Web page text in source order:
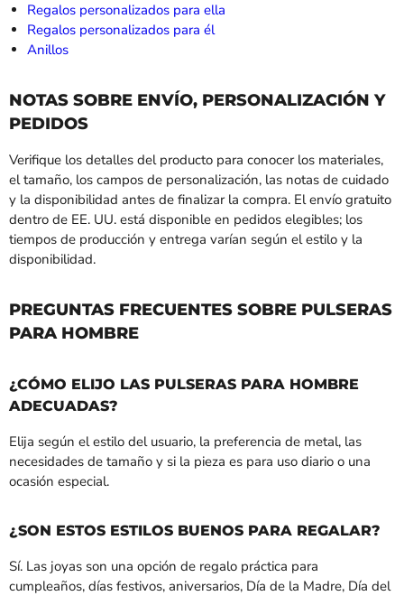
Regalos personalizados para ella
Regalos personalizados para él
Anillos
NOTAS SOBRE ENVÍO, PERSONALIZACIÓN Y
PEDIDOS
Verifique los detalles del producto para conocer los materiales,
el tamaño, los campos de personalización, las notas de cuidado
y la disponibilidad antes de finalizar la compra. El envío gratuito
dentro de EE. UU. está disponible en pedidos elegibles; los
tiempos de producción y entrega varían según el estilo y la
disponibilidad.
PREGUNTAS FRECUENTES SOBRE PULSERAS
PARA HOMBRE
¿CÓMO ELIJO LAS PULSERAS PARA HOMBRE
ADECUADAS?
Elija según el estilo del usuario, la preferencia de metal, las
necesidades de tamaño y si la pieza es para uso diario o una
ocasión especial.
¿SON ESTOS ESTILOS BUENOS PARA REGALAR?
Sí. Las joyas son una opción de regalo práctica para
cumpleaños, días festivos, aniversarios, Día de la Madre, Día del